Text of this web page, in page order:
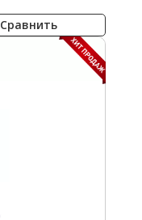
Сравнить